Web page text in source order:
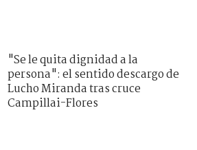
"Se le quita dignidad a la
persona": el sentido descargo de
Lucho Miranda tras cruce
Campillai-Flores